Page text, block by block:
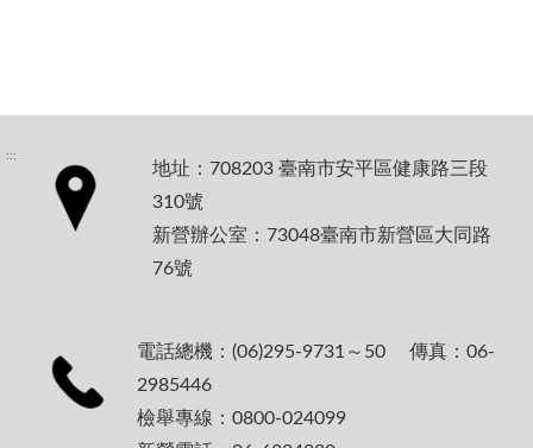
:::
地址：708203 臺南市安平區健康路三段
310號
新營辦公室：73048臺南市新營區大同路
76號
電話總機：(06)295-9731～50 傳真：06-
2985446
檢舉專線：0800-024099